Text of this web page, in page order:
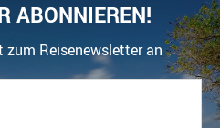
ABONNIEREN!
Reisenewsletter an